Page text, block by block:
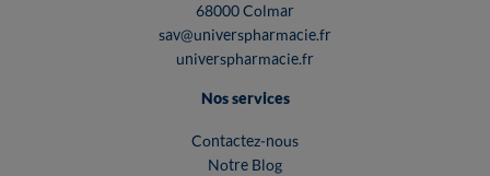
68000 Colmar
sav@universpharmacie.fr
universpharmacie.fr
Nos services
Contactez-nous
Notre Blog